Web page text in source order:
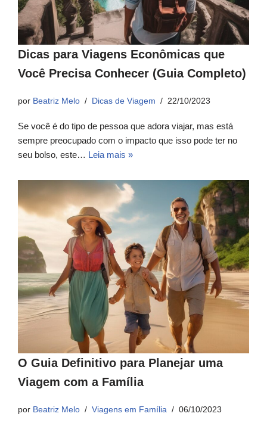
Dicas para Viagens Econômicas que
Você Precisa Conhecer (Guia Completo)
por Beatriz Melo Dicas de Viagem 22/10/2023
Se você é do tipo de pessoa que adora viajar, mas está
sempre preocupado com o impacto que isso pode ter no
seu bolso, este… Leia mais »
O Guia Definitivo para Planejar uma
Viagem com a Família
por Beatriz Melo Viagens em Família 06/10/2023